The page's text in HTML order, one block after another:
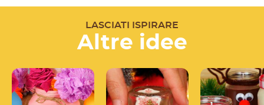
LASCIATI ISPIRARE
Altre idee